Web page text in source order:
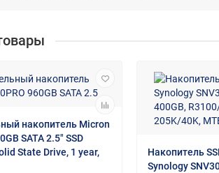
накопитель Micron
SATA 2.5" SSD
State Drive, 1 year,
Накопитель
Synology